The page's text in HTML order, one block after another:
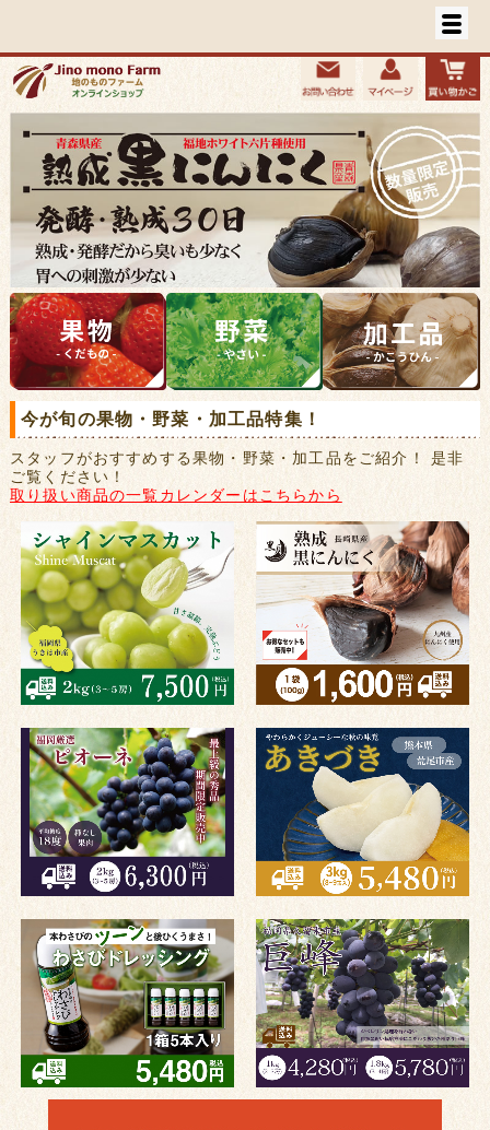
今が旬の果物・野菜・加工品特集！
スタッフがおすすめする果物・野菜・加工品をご紹介！ 是非
ご覧ください！
取り扱い商品の一覧カレンダーはこちらから